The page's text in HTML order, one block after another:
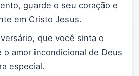
guarde o seu coração e
em Cristo Jesus.
que você sinta o
o amor incondicional de Deus
especial.